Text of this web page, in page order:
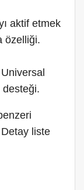
aktif etmek
özelliği.
desteği.
liste